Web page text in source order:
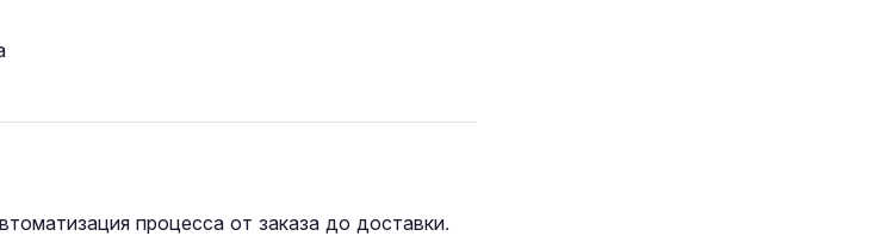
процесса от заказа до доставки.